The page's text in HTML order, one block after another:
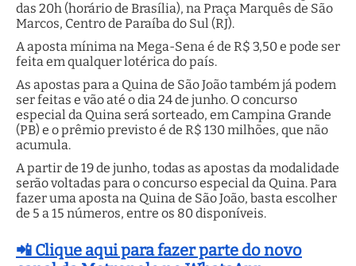
das 20h (horário de Brasília), na Praça Marquês de São
Marcos, Centro de Paraíba do Sul (RJ).
A aposta mínima na Mega-Sena é de R$ 3,50 e pode ser
feita em qualquer lotérica do país.
As apostas para a Quina de São João também já podem
ser feitas e vão até o dia 24 de junho. O concurso
especial da Quina será sorteado, em Campina Grande
(PB) e o prêmio previsto é de R$ 130 milhões, que não
acumula.
A partir de 19 de junho, todas as apostas da modalidade
serão voltadas para o concurso especial da Quina. Para
fazer uma aposta na Quina de São João, basta escolher
de 5 a 15 números, entre os 80 disponíveis.
📲 Clique aqui para fazer parte do novo